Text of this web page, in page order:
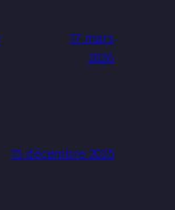
17 mars
2026
15 décembre 2025